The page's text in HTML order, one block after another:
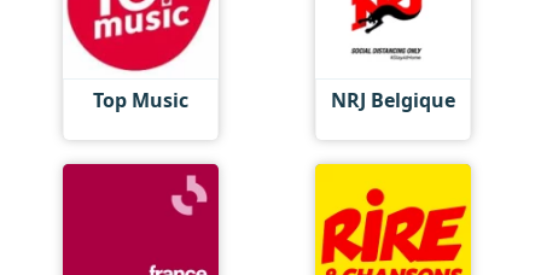
Top Music NRJ Belgique